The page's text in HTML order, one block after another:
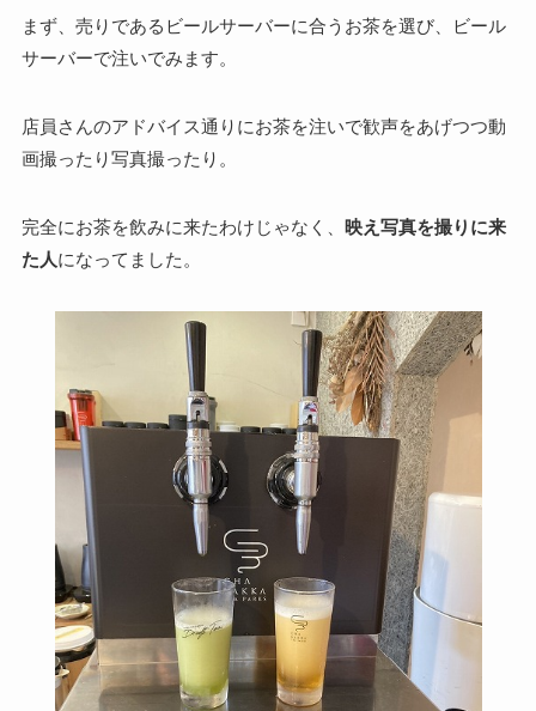
まず、売りであるビールサーバーに合うお茶を選び、ビール
サーバーで注いでみます。
店員さんのアドバイス通りにお茶を注いで歓声をあげつつ動
画撮ったり写真撮ったり。
完全にお茶を飲みに来たわけじゃなく、 映え写真を撮りに来
た人になってました。